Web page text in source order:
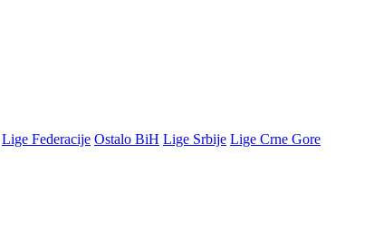
Lige Federacije Ostalo BiH Lige Srbije Lige Crne Gore